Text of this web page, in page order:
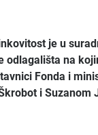
je u
na
Fonda i
i Suzanom